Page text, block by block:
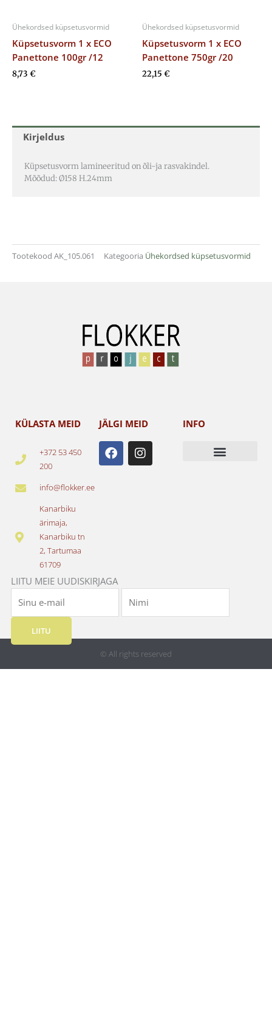
Kirjeldus
Küpsetusvorm lamineeritud on õli-ja rasvakindel.
Mõõdud: Ø158 H.24mm
Tootekood AK_105.061 Kategooria Ühekordsed küpsetusvormid
Ühekordsed küpsetusvormid
Küpsetusvorm 1 x ECO
Panettone 100gr /12
8,73 €
Ühekordsed küpsetusvormid
Küpsetusvorm 1 x ECO
Panettone 750gr /20
22,15 €
KÜLASTA MEID
+372 53 450
200
info@flokker.ee
Kanarbiku
ärimaja,
Kanarbiku tn
2, Tartumaa
61709
JÄLGI MEID
F
a
c
I
n
s
INFO
LIITU MEIE UUDISKIRJAGA
LIITU
© All rights reserved